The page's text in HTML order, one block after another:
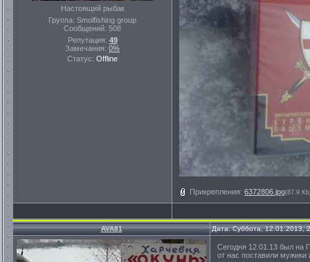
Настоящий рыбак
Группа: Smolfishing group
Сообщений: 508
Репутация: 49
Замечания: 0%
Статус: Offline
Прикрепления: 6372806.jpg(87.9
AVA81 Дата: Суббота, 12.01.2013,
Сегодня 12.01.13 был на
от нас поставили